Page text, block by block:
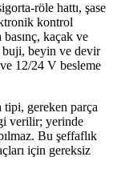
röle hattı, şase
kontrol
kaçak ve
buji, beyin ve devir
12/24 V besleme
tipi, gereken parça
verilir; yerinde
Bu şeffaflık
için gereksiz